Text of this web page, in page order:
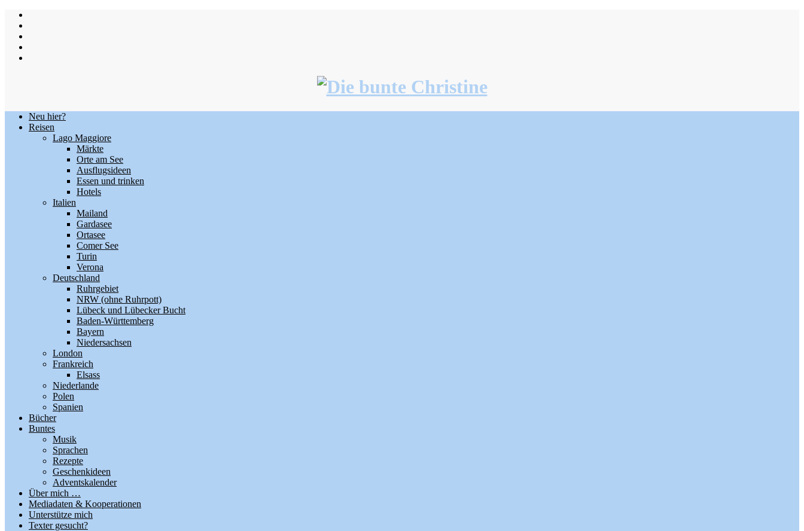
Skip
content
Neu hier?
Reisen
Lago Maggiore
Märkte
Orte am See
Ausflugsideen
Essen und trinken
Hotels
Italien
Mailand
Gardasee
Ortasee
Comer See
Turin
Verona
Deutschland
Ruhrgebiet
NRW (ohne Ruhrpott)
Lübeck und Lübecker Bucht
Baden-Württemberg
Bayern
Niedersachsen
London
Frankreich
Elsass
Niederlande
Polen
Spanien
Bücher
Buntes
Musik
Sprachen
Rezepte
Geschenkideen
Adventskalender
Über mich …
Mediadaten & Kooperationen
Unterstütze mich
Texter gesucht?